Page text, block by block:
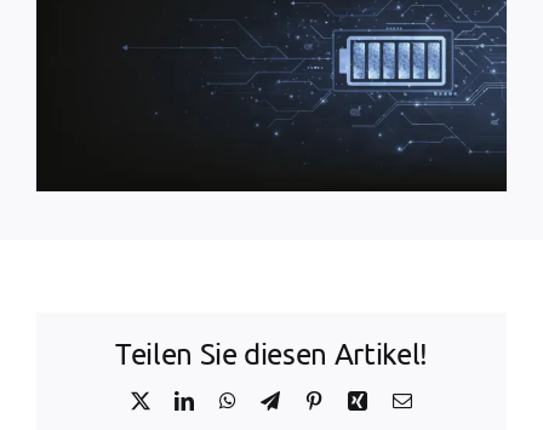
Teilen Sie diesen Artikel!
LinkedInWhatsApp
TelegramPinterestXing Email